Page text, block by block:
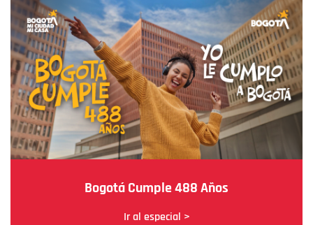
Bogotá Cumple 488 Años
Ir al especial >